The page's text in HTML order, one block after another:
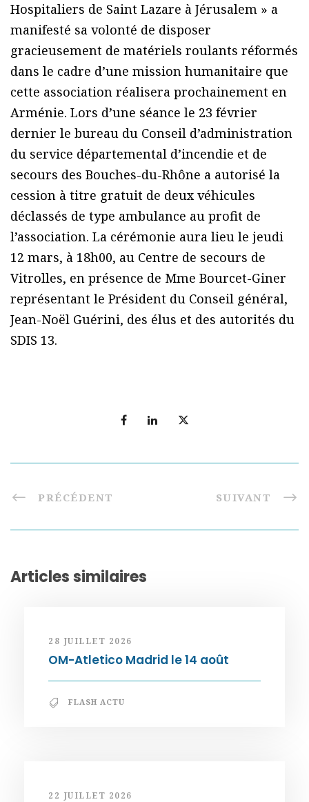
Hospitaliers de Saint Lazare à Jérusalem » a
manifesté sa volonté de disposer
gracieusement de matériels roulants réformés
dans le cadre d’une mission humanitaire que
cette association réalisera prochainement en
Arménie. Lors d’une séance le 23 février
dernier le bureau du Conseil d’administration
du service départemental d’incendie et de
secours des Bouches-du-Rhône a autorisé la
cession à titre gratuit de deux véhicules
déclassés de type ambulance au profit de
l’association. La cérémonie aura lieu le jeudi
12 mars, à 18h00, au Centre de secours de
Vitrolles, en présence de Mme Bourcet-Giner
représentant le Président du Conseil général,
Jean-Noël Guérini, des élus et des autorités du
SDIS 13.
PRÉCÉDENT SUIVANT
Articles similaires
28 JUILLET 2026
OM-Atletico Madrid le 14 août
FLASH ACTU
22 JUILLET 2026